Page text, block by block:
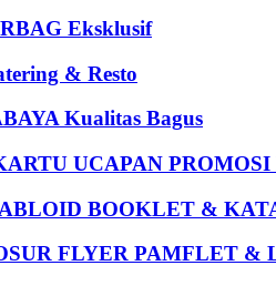
Eksklusif
& Resto
Kualitas Bagus
UCAPAN PROMOSI
BOOKLET &
FLYER PAMFLET &